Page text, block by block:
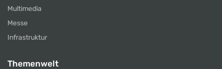
Multimedia
Messe
Infrastruktur
Themenwelt